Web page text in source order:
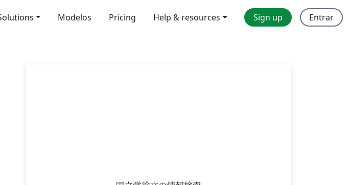
Modelos Pricing Help & resources Sign up Entrar